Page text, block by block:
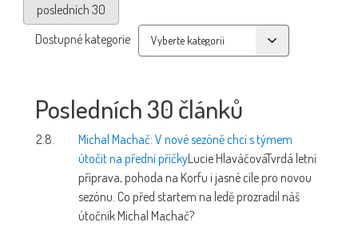
posledních 30
Dostupné kategorie
Posledních 30 článků
2.8.
Michal Machač: V nové sezóně chci s týmem
útočit na přední příčkyLucie HlaváčováTvrdá letní
příprava, pohoda na Korfu i jasné cíle pro novou
sezónu. Co před startem na ledě prozradil náš
útočník Michal Machač?